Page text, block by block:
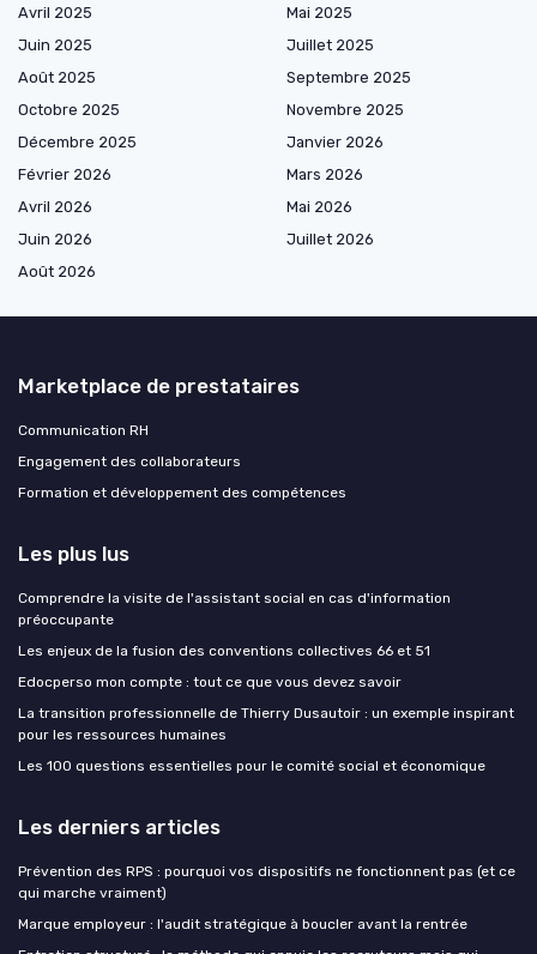
Avril 2025
Mai 2025
Juin 2025
Juillet 2025
Août 2025
Septembre 2025
Octobre 2025
Novembre 2025
Décembre 2025
Janvier 2026
Février 2026
Mars 2026
Avril 2026
Mai 2026
Juin 2026
Juillet 2026
Août 2026
Marketplace de prestataires
Communication RH
Engagement des collaborateurs
Formation et développement des compétences
Les plus lus
Comprendre la visite de l'assistant social en cas d'information
préoccupante
Les enjeux de la fusion des conventions collectives 66 et 51
Edocperso mon compte : tout ce que vous devez savoir
La transition professionnelle de Thierry Dusautoir : un exemple inspirant
pour les ressources humaines
Les 100 questions essentielles pour le comité social et économique
Les derniers articles
Prévention des RPS : pourquoi vos dispositifs ne fonctionnent pas (et ce
qui marche vraiment)
Marque employeur : l'audit stratégique à boucler avant la rentrée